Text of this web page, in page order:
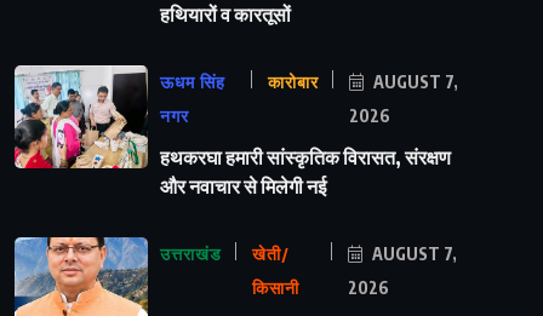
हथियारों व कारतूसों
ऊधम सिंह
नगर
कारोबार
AUGUST 7,
2026
हथकरघा हमारी सांस्कृतिक विरासत, संरक्षण
और नवाचार से मिलेगी नई
उत्तराखंड
खेती/
किसानी
AUGUST 7,
2026